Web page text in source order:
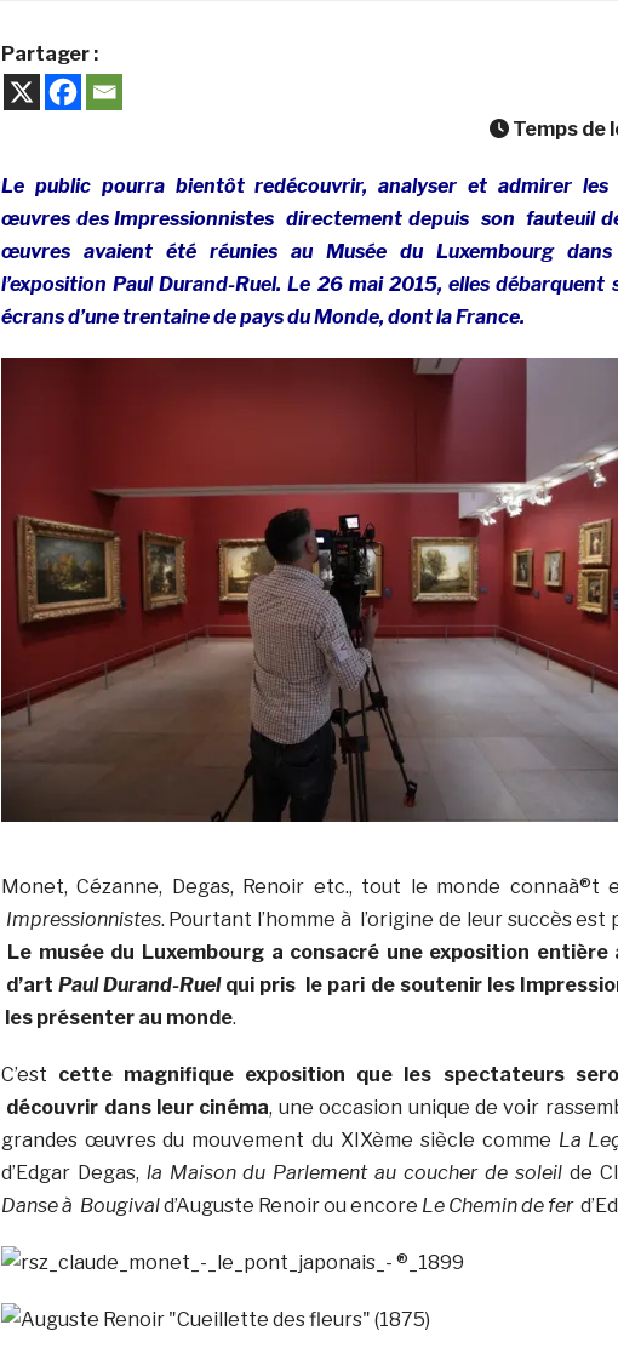
Partager :
Temps de
Le public pourra bientôt redécouvrir, analyser et admirer les
œuvres des Impressionnistes directement depuis son fauteuil
œuvres avaient été réunies au Musée du Luxembourg
l’exposition Paul Durand-Ruel. Le 26 mai 2015, elles débarquent
écrans d’une trentaine de pays du Monde, dont la France.
Monet, Cézanne, Degas, Renoir etc., tout le monde connaà®t
Impressionnistes. Pourtant l’homme à l’origine de leur succès est
Le musée du Luxembourg a consacré une exposition entière
d’art Paul Durand-Ruelqui pris le pari de soutenir les
les présenter au monde.
C’est cette magnifique exposition que les spectateurs
découvrir dans leur cinéma, une occasion unique de voir
grandes œuvres du mouvement du XIXème siècle comme La
d’Edgar Degas, la Maison du Parlement au coucher de soleil de
Danse à Bougivald’Auguste Renoir ou encore Le Chemin de fer